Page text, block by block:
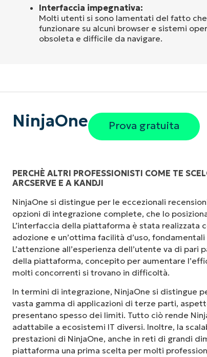
Interfaccia impegnativa:
Molti utenti si sono lamentati del fatto
funzionare su alcuni browser e sistemi
obsoleta e difficile da navigare.
NinjaOne Prova gratuita
PERCHÈ ALTRI PROFESSIONISTI COME TE
ARCSERVE E A KANDJI
NinjaOne si distingue per le eccezionali
opzioni di integrazione complete, che lo
L’interfaccia della piattaforma è stata realizzata
adozione e un’ottima facilità d’uso,
L’attenzione all’esperienza dell’utente va di pari
della piattaforma, concepito per aumentare
molti concorrenti si trovano in difficoltà.
In termini di integrazione, NinjaOne si distingue
vasta gamma di applicazioni di terze parti,
presentano spesso dei limiti. Tutto ciò rende
adattabile a ecosistemi IT diversi. Inoltre, la
prestazioni di NinjaOne, anche in reti di grandi
piattaforma una prima scelta per molti